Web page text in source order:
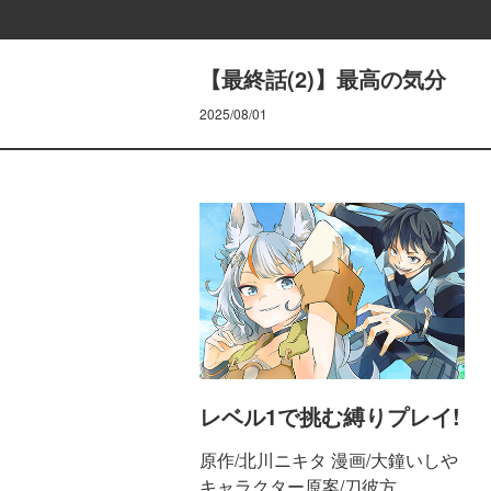
【最終話(2)】最高の気分
2025/08/01
レベル1で挑む縛りプレイ!
原作/北川ニキタ 漫画/大鐘いしや